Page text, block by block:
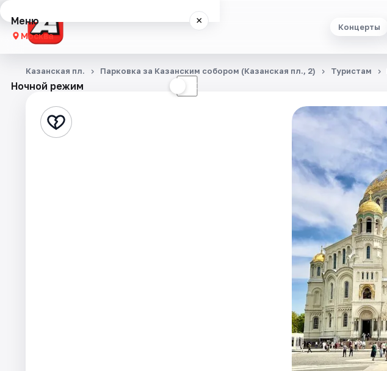
Концерты
Меню ×
Москва
Концерты
Города
Площадки
Ночной режим ☾
Казанская пл. Парковка за Казанским собором (Казанская пл., 2) Туристам